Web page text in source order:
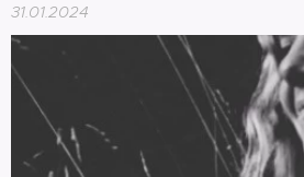
31.01.2024